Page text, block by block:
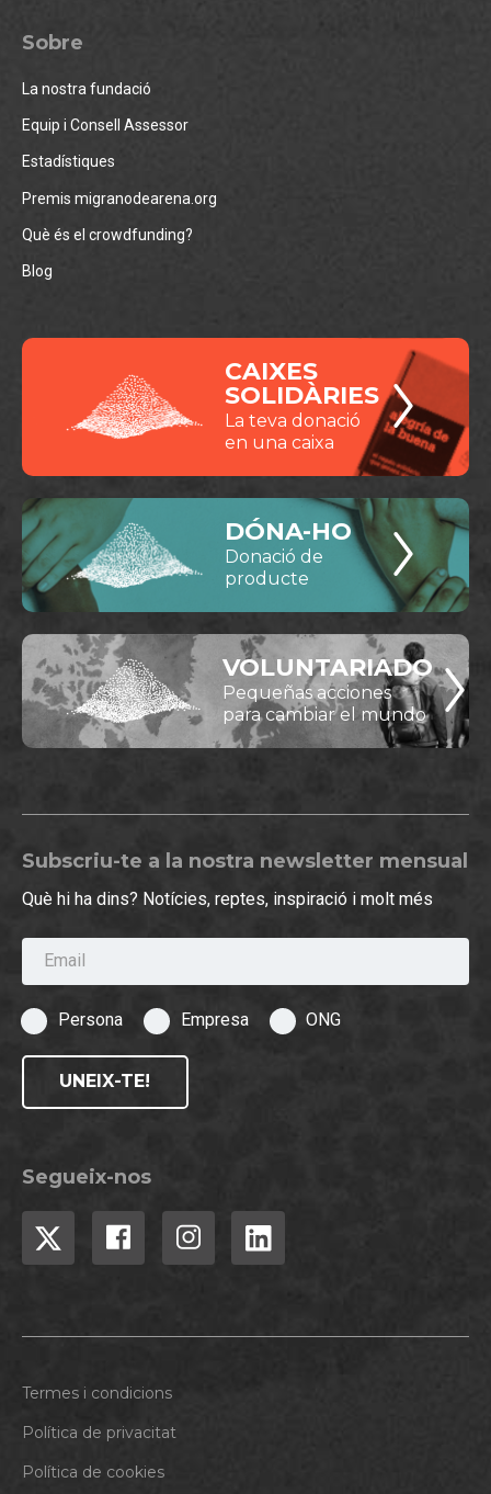
Sobre
La nostra fundació
Equip i Consell Assessor
Estadístiques
Premis migranodearena.org
Què és el crowdfunding?
Blog
CAIXES
SOLIDÀRIES
La teva donació
en una caixa
DÓNA-HO
Donació de
producte
VOLUNTARIADO
Pequeñas acciones
para cambiar el mundo
Subscriu-te a la nostra newsletter mensual
Què hi ha dins? Notícies, reptes, inspiració i molt més
Email
Persona Empresa ONG
UNEIX-TE!
Segueix-nos
Termes i condicions
Política de privacitat
Política de cookies